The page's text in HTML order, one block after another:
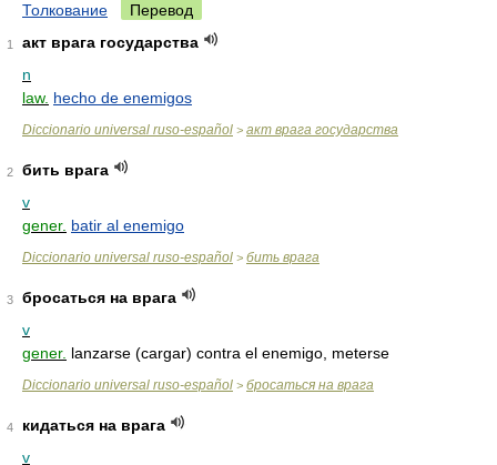
Толкование Перевод
1
акт врага государства
n
law. hecho de enemigos
Diccionario universal ruso-español > акт врага государства
2
бить врага
v
gener. batir al enemigo
Diccionario universal ruso-español > бить врага
3
бросаться на врага
v
gener. lanzarse (cargar) contra el enemigo, meterse
Diccionario universal ruso-español > бросаться на врага
4
кидаться на врага
v